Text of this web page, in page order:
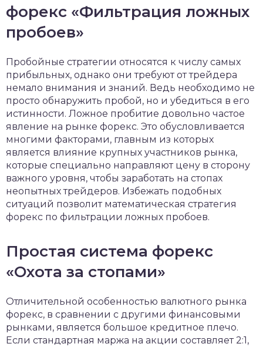
форекс «Фильтрация ложных
пробоев»
Пробойные стратегии относятся к числу самых
прибыльных, однако они требуют от трейдера
немало внимания и знаний. Ведь необходимо не
просто обнаружить пробой, но и убедиться в его
истинности. Ложное пробитие довольно частое
явление на рынке форекс. Это обусловливается
многими факторами, главным из которых
является влияние крупных участников рынка,
которые специально направляют цену в сторону
важного уровня, чтобы заработать на стопах
неопытных трейдеров. Избежать подобных
ситуаций позволит математическая стратегия
форекс по фильтрации ложных пробоев.
Простая система форекс
«Охота за стопами»
Отличительной особенностью валютного рынка
форекс, в сравнении с другими финансовыми
рынками, является большое кредитное плечо.
Если стандартная маржа на акции составляет 2:1,